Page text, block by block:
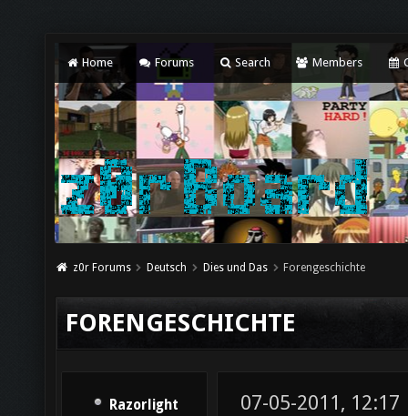
Home Forums Search Members
z0r Forums Deutsch Dies und Das Forengeschichte
FORENGESCHICHTE
Razorlight 07-05-2011, 12:17